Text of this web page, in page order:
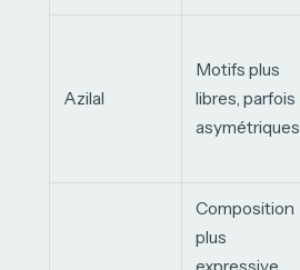
Azilal
Motifs plus
libres, parfois
asymétriques
Composition
plus
expressive,